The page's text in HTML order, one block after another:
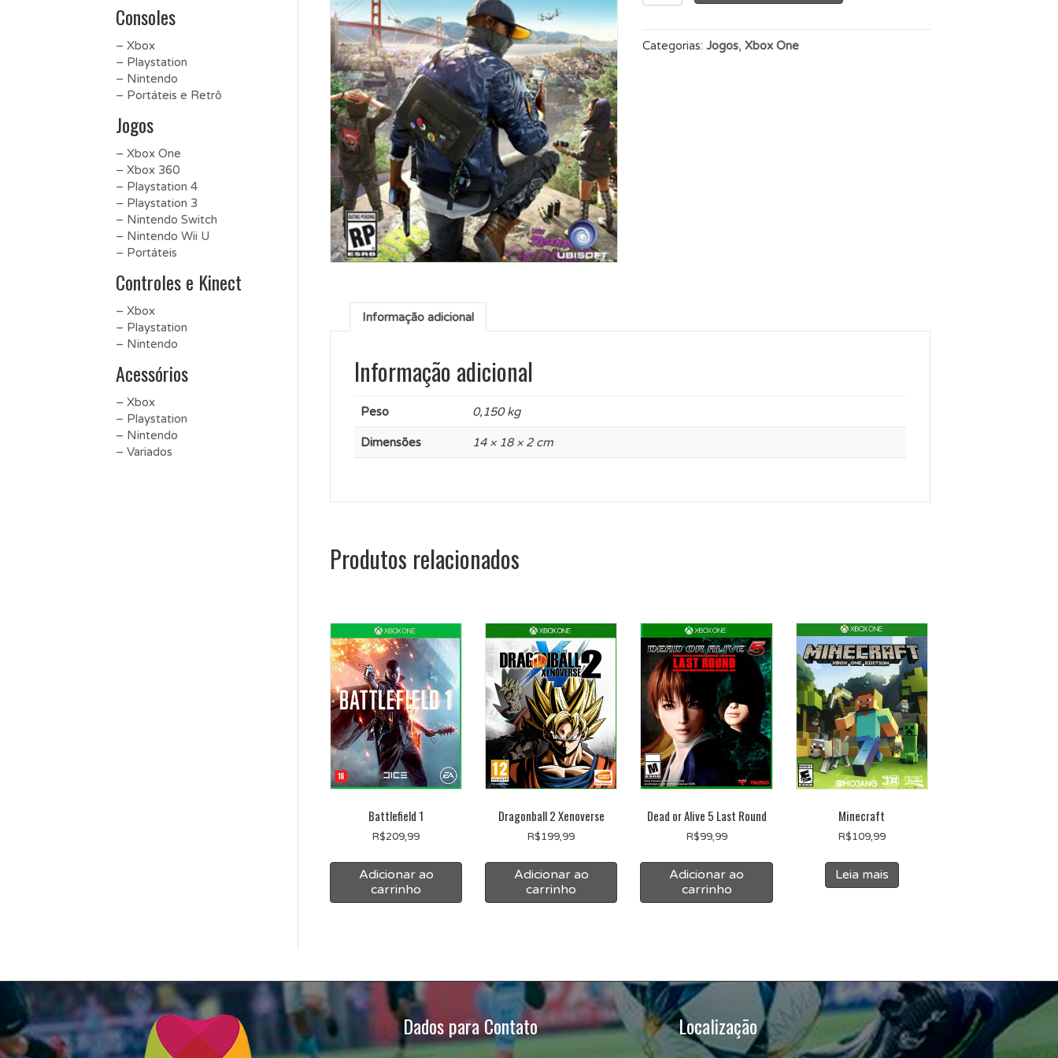
quantidade
Categorias: Jogos, Xbox One
Informação adicional
Informação adicional
Peso 0,150 kg
Dimensões 14 × 18 × 2 cm
Produtos relacionados
Battlefield 1
R$209,99
Adicionar ao
carrinho
Dragonball 2 Xenoverse
R$199,99
Adicionar ao
carrinho
Dead or Alive 5 Last Round
R$99,99
Adicionar ao
carrinho
Minecraft
R$109,99
Leia mais
Consoles
– Xbox
– Playstation
– Nintendo
– Portáteis e Retrô
Jogos
– Xbox One
– Xbox 360
– Playstation 4
– Playstation 3
– Nintendo Switch
– Nintendo Wii U
– Portáteis
Controles e Kinect
– Xbox
– Playstation
– Nintendo
Acessórios
– Xbox
– Playstation
– Nintendo
– Variados
Dados para Contato Localização